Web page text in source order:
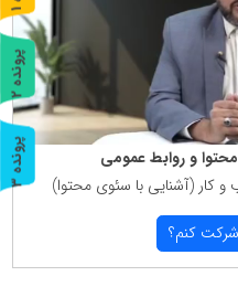
و روابط عمومی
كار (آشنایی با سئوی محتوا)
كنم؟
ر
و
ن
د
ه
پ
ر
و
ن
د
ه
2
پ
ر
و
ن
د
ه
3